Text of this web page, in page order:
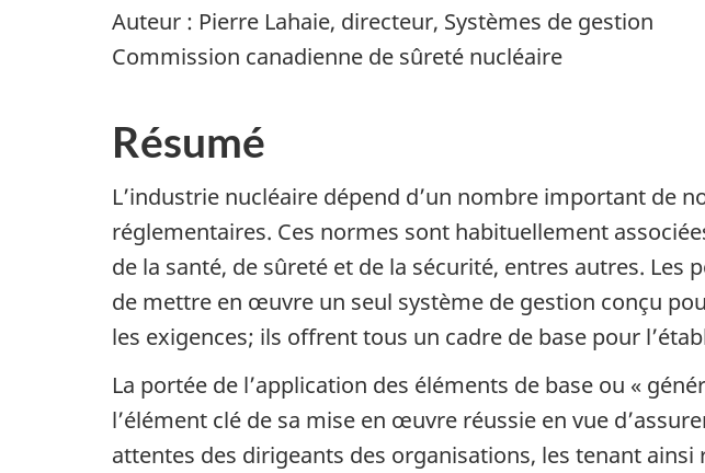
Auteur : Pierre Lahaie, directeur, Systèmes de gestion
Commission canadienne de sûreté nucléaire
Résumé
L’industrie nucléaire dépend d’un nombre important de
réglementaires. Ces normes sont habituellement
de la santé, de sûreté et de la sécurité, entres autres.
de mettre en œuvre un seul système de gestion conçu
les exigences; ils offrent tous un cadre de base pour
La portée de l’application des éléments de base ou «
l’élément clé de sa mise en œuvre réussie en vue
attentes des dirigeants des organisations, les tenant